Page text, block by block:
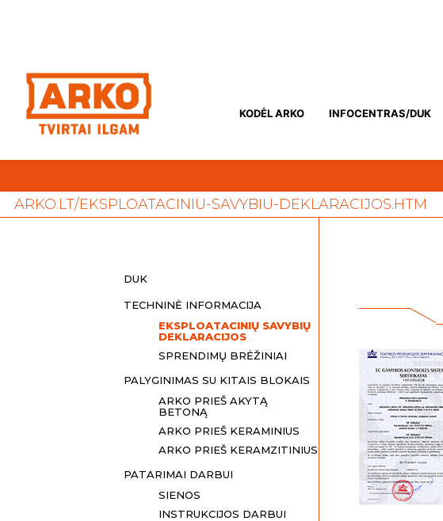
turinio
KODĖL ARKO INFOCENTRAS/DUK
ARKO.LT/EKSPLOATACINIU-SAVYBIU-DEKLARACIJOS.HTM
DUK
TECHNINĖ INFORMACIJA
EKSPLOATACINIŲ SAVYBIŲ
DEKLARACIJOS
SPRENDIMŲ BRĖŽINIAI
PALYGINIMAS SU KITAIS BLOKAIS
ARKO PRIEŠ AKYTĄ
BETONĄ
ARKO PRIEŠ KERAMINIUS
ARKO PRIEŠ KERAMZITINIUS
PATARIMAI DARBUI
SIENOS
INSTRUKCIJOS DARBUI